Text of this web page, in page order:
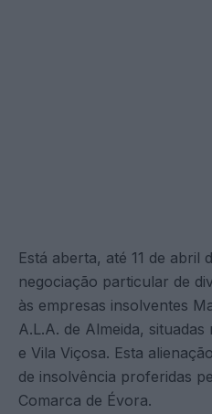
Está aberta, até 11 de abril
negociação particular de
às empresas insolventes
A.L.A. de Almeida,
e Vila Viçosa. Esta
de insolvência proferidas
Comarca de Évora.